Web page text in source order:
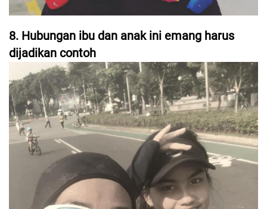
8. Hubungan ibu dan anak ini emang harus
dijadikan contoh